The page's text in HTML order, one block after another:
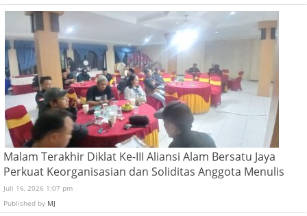
Malam Terakhir Diklat Ke-III Aliansi Alam Bersatu Jaya
Perkuat Keorganisasian dan Soliditas Anggota Menulis
Juli 16, 2026 1:07 pm
Published by MJ